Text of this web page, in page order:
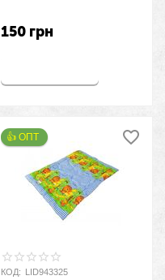
150 грн
👍 ОПТ
КОД: LID943325